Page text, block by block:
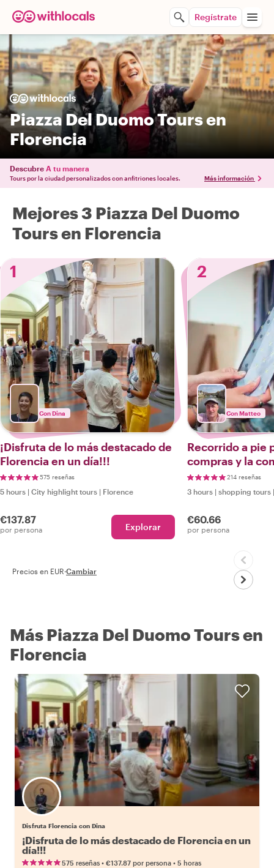
Regístrate
Piazza Del Duomo Tours en
Florencia
Descubre A tu manera
Tours por la ciudad personalizados con anfitriones locales. Más información
Mejores 3 Piazza Del Duomo
Tours en Florencia
1
Con Dina
¡Disfruta de lo más destacado de
Florencia en un día!!!
575 reseñas
5 hours | City highlight tours | Florence
€137.87
por persona Explorar
2
Con Matteo
Recorrido a pie
compras y la
214 reseñas
3 hours | shopping tours
€60.66
por persona
Precios en EUR·Cambiar
Más Piazza Del Duomo Tours en
Florencia
Disfruta Florencia con Dina
¡Disfruta de lo más destacado de Florencia en un
día!!!
575 reseñas • €137.87 por persona • 5 horas